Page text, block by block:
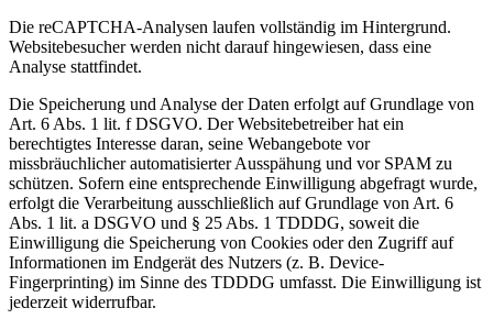
Die reCAPTCHA-Analysen laufen vollständig im Hintergrund.
Websitebesucher werden nicht darauf hingewiesen, dass eine
Analyse stattfindet.
Die Speicherung und Analyse der Daten erfolgt auf Grundlage von
Art. 6 Abs. 1 lit. f DSGVO. Der Websitebetreiber hat ein
berechtigtes Interesse daran, seine Webangebote vor
missbräuchlicher automatisierter Ausspähung und vor SPAM zu
schützen. Sofern eine entsprechende Einwilligung abgefragt wurde,
erfolgt die Verarbeitung ausschließlich auf Grundlage von Art. 6
Abs. 1 lit. a DSGVO und § 25 Abs. 1 TDDDG, soweit die
Einwilligung die Speicherung von Cookies oder den Zugriff auf
Informationen im Endgerät des Nutzers (z. B. Device-
Fingerprinting) im Sinne des TDDDG umfasst. Die Einwilligung ist
jederzeit widerrufbar.